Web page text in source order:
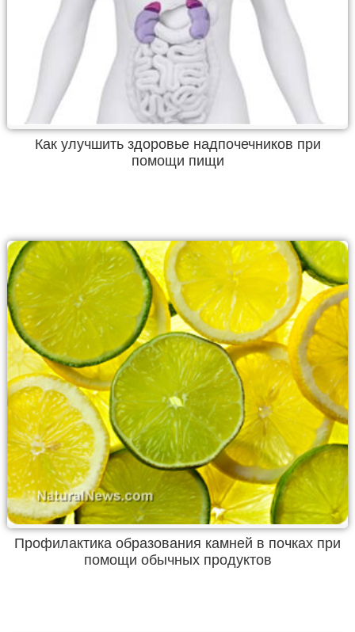
Как улучшить здоровье надпочечников при
помощи пищи
Профилактика образования камней в почках при
помощи обычных продуктов